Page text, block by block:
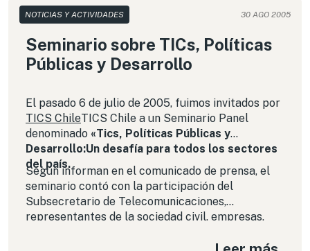
user license agreement).
NOTICIAS Y ACTIVIDADES 30 AGO 2005
Seminario sobre TICs, Políticas
Públicas y Desarrollo
El pasado 6 de julio de 2005, fuimos invitados por
TICS ChileTICS Chile a un Seminario Panel
denominado «Tics, Políticas Públicas y
Desarrollo:Un desafía para todos los sectores
del país.
Según informan en el comunicado de prensa, el
seminario contó con la participación del
Subsecretario de Telecomunicaciones,
representantes de la sociedad civil, empresas,